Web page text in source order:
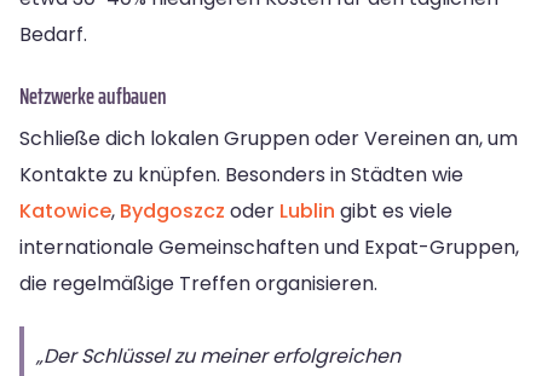
Bedarf.
Netzwerke aufbauen
Schließe dich lokalen Gruppen oder Vereinen an, um
Kontakte zu knüpfen. Besonders in Städten wie
Katowice, Bydgoszcz oder Lublin gibt es viele
internationale Gemeinschaften und Expat-Gruppen,
die regelmäßige Treffen organisieren.
„Der Schlüssel zu meiner erfolgreichen